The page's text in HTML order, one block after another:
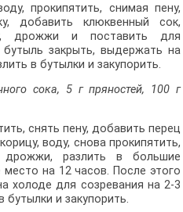
прокипятить, снимая пену,
добавить клюквенный сок,
дрожжи и поставить для
закрыть, выдержать на
в бутылки и закупорить.
сока, 5 г пряностей, 100 г
снять пену, добавить перец
воду, снова прокипятить,
дрожжи, разлить в большие
на 12 часов. После этого
холоде для созревания на 2-3
и закупорить.